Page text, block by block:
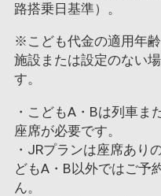
路搭乗日基準）。
※こども代金の適用年
施設または設定のない
す。
・こどもA・Bは列車ま
座席が必要です。
・JRプランは座席あり
どもA・B以外ではご予
ん。